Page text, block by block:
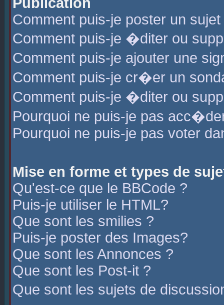
Comment puis-je poster un
Comment puis-je �diter ou
Comment puis-je ajouter une
Comment puis-je cr�er un
Comment puis-je �diter ou
Pourquoi ne puis-je pas
Pourquoi ne puis-je pas voter
Mise en forme et types de
Qu'est-ce que le BBCode ?
Puis-je utiliser le HTML?
Que sont les smilies ?
Puis-je poster des Images?
Que sont les Annonces ?
Que sont les Post-it ?
Que sont les sujets de